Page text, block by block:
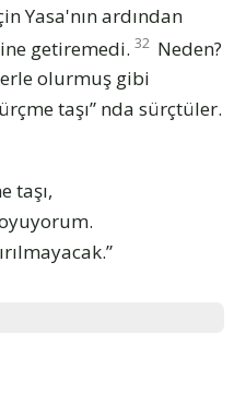
Yasa'nın ardından
getiremedi. 32 Neden?
olurmuş gibi
taşı” nda sürçtüler.
taşı,